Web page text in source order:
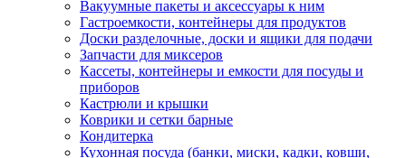
Вакуумные пакеты и аксессуары к ним
Гастроемкости, контейнеры для продуктов
Доски разделочные, доски и ящики для подачи
Запчасти для миксеров
Кассеты, контейнеры и емкости для посуды и
приборов
Кастрюли и крышки
Коврики и сетки барные
Кондитерка
Кухонная посуда (банки, миски, кадки, ковши,